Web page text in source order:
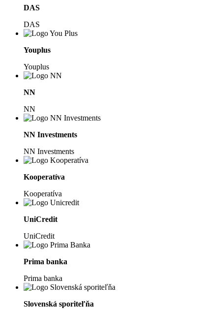
DAS
DAS
Youplus
Youplus
NN
NN
NN Investments
NN Investments
Kooperatíva
Kooperatíva
UniCredit
UniCredit
Prima banka
Prima banka
Slovenská sporiteľňa